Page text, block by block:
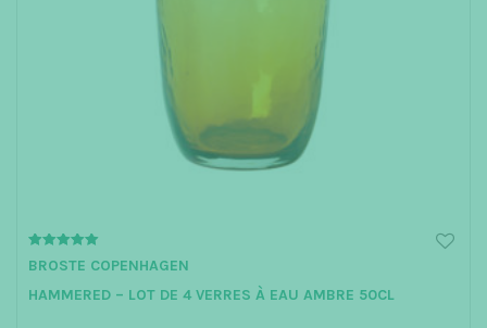
out of 5
BROSTE COPENHAGEN
HAMMERED – LOT DE 4 VERRES À EAU AMBRE 50CL